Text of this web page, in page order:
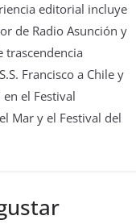
editorial incluye
de Radio Asunción y
trascendencia
Francisco a Chile y
el Festival
Mar y el Festival del